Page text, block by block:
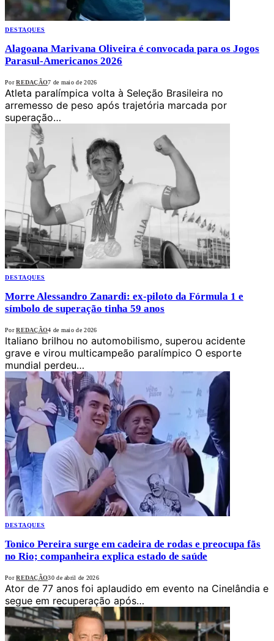
DESTAQUES
Alagoana Marivana Oliveira é convocada para os Jogos
Parasul-Americanos 2026
Por REDAÇÃO7 de maio de 2026
Atleta paralímpica volta à Seleção Brasileira no
arremesso de peso após trajetória marcada por
superação…
DESTAQUES
Morre Alessandro Zanardi: ex-piloto da Fórmula 1 e
símbolo de superação tinha 59 anos
Por REDAÇÃO4 de maio de 2026
Italiano brilhou no automobilismo, superou acidente
grave e virou multicampeão paralímpico O esporte
mundial perdeu…
DESTAQUES
Tonico Pereira surge em cadeira de rodas e preocupa fãs
no Rio; companheira explica estado de saúde
Por REDAÇÃO30 de abril de 2026
Ator de 77 anos foi aplaudido em evento na Cinelândia e
segue em recuperação após…